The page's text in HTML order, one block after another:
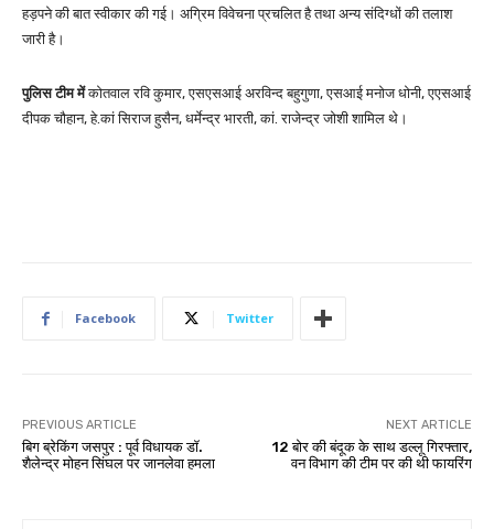
हड़पने की बात स्वीकार की गई। अग्रिम विवेचना प्रचलित है तथा अन्य संदिग्धों की तलाश
जारी है।
पुलिस टीम मेंकोतवाल रवि कुमार, एसएसआई अरविन्द बहुगुणा, एसआई मनोज धोनी, एएसआई
दीपक चौहान, हे.कां सिराज हुसैन, धर्मेन्द्र भारती, कां. राजेन्द्र जोशी शामिल थे।
Facebook Twitter
PREVIOUS ARTICLE
बिग ब्रेकिंग जसपुर : पूर्व विधायक डॉ.
शैलेन्द्र मोहन सिंघल पर जानलेवा हमला
NEXT ARTICLE
12 बोर की बंदूक के साथ डल्लू गिरफ्तार,
वन विभाग की टीम पर की थी फायरिंग